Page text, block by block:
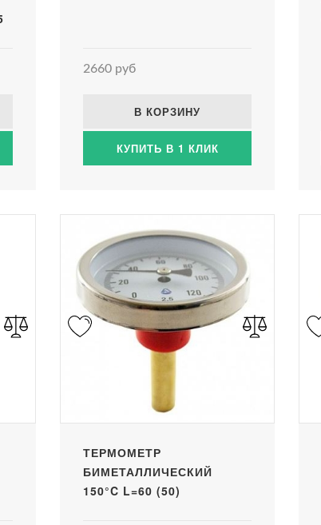
2660 руб
В КОРЗИНУ
КУПИТЬ В 1 КЛИК
ТЕРМОМЕТР
БИМЕТАЛЛИЧЕСКИЙ
150°C L=60 (50)